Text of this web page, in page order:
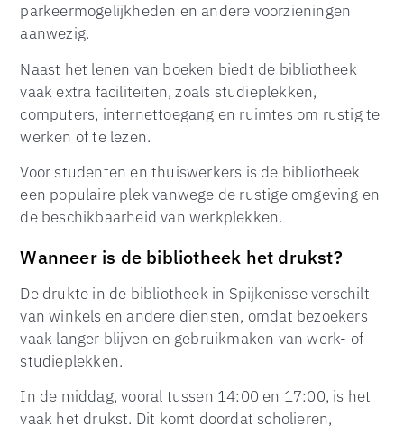
parkeermogelijkheden en andere voorzieningen
aanwezig.
Naast het lenen van boeken biedt de bibliotheek
vaak extra faciliteiten, zoals studieplekken,
computers, internettoegang en ruimtes om rustig te
werken of te lezen.
Voor studenten en thuiswerkers is de bibliotheek
een populaire plek vanwege de rustige omgeving en
de beschikbaarheid van werkplekken.
Wanneer is de bibliotheek het drukst?
De drukte in de bibliotheek in Spijkenisse verschilt
van winkels en andere diensten, omdat bezoekers
vaak langer blijven en gebruikmaken van werk- of
studieplekken.
In de middag, vooral tussen 14:00 en 17:00, is het
vaak het drukst. Dit komt doordat scholieren,